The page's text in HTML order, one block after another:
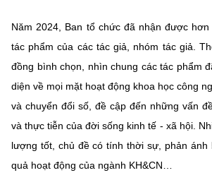
Năm 2024, Ban tổ chức đã nhận được
tác phẩm của các tác giả, nhóm tác giả.
đồng bình chọn, nhìn chung các tác phẩm
diện về mọi mặt hoạt động khoa học công
và chuyển đổi số, đề cập đến những vấn
và thực tiễn của đời sống kinh tế - xã hội.
lượng tốt, chủ đề có tính thời sự, phản ánh
quả hoạt động của ngành KH&CN…